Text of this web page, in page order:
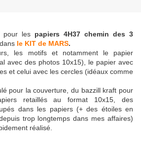
pour les papiers 4H37 chemin des 3
dans le KIT de MARS.
les motifs et notamment le papier
avec des photos 10x15), le papier avec
et celui avec les cercles (idéaux comme
pour la couverture, du bazzill kraft pour
retaillés au format 10x15, des
dans les papiers (+ des étoiles en
trop longtemps dans mes affaires)
réalisé.